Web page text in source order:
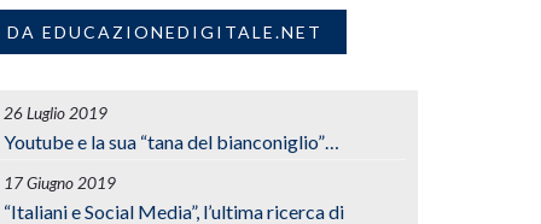
DA EDUCAZIONEDIGITALE.NET
26 Luglio 2019
Youtube e la sua “tana del bianconiglio”…
17 Giugno 2019
“Italiani e Social Media”, l’ultima ricerca di